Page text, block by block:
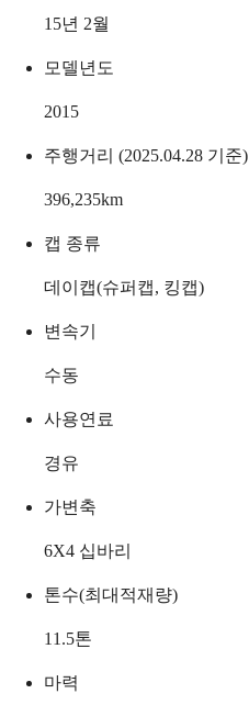
15년 2월
모델년도
2015
주행거리 (2025.04.28 기준)
396,235km
캡 종류
데이캡(슈퍼캡, 킹캡)
변속기
수동
사용연료
경유
가변축
6X4 십바리
톤수(최대적재량)
11.5톤
마력